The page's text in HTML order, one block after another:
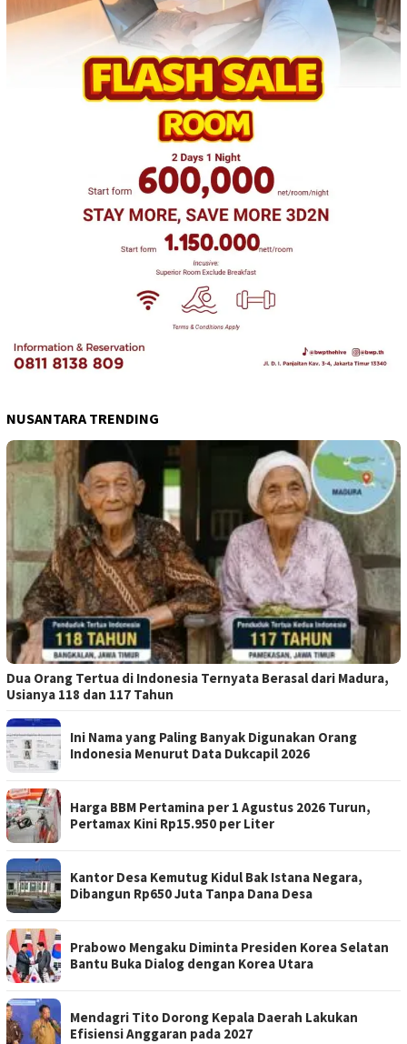
NUSANTARA TRENDING
Dua Orang Tertua di Indonesia Ternyata Berasal dari Madura,
Usianya 118 dan 117 Tahun
Ini Nama yang Paling Banyak Digunakan Orang
Indonesia Menurut Data Dukcapil 2026
Harga BBM Pertamina per 1 Agustus 2026 Turun,
Pertamax Kini Rp15.950 per Liter
Kantor Desa Kemutug Kidul Bak Istana Negara,
Dibangun Rp650 Juta Tanpa Dana Desa
Prabowo Mengaku Diminta Presiden Korea Selatan
Bantu Buka Dialog dengan Korea Utara
Mendagri Tito Dorong Kepala Daerah Lakukan
Efisiensi Anggaran pada 2027